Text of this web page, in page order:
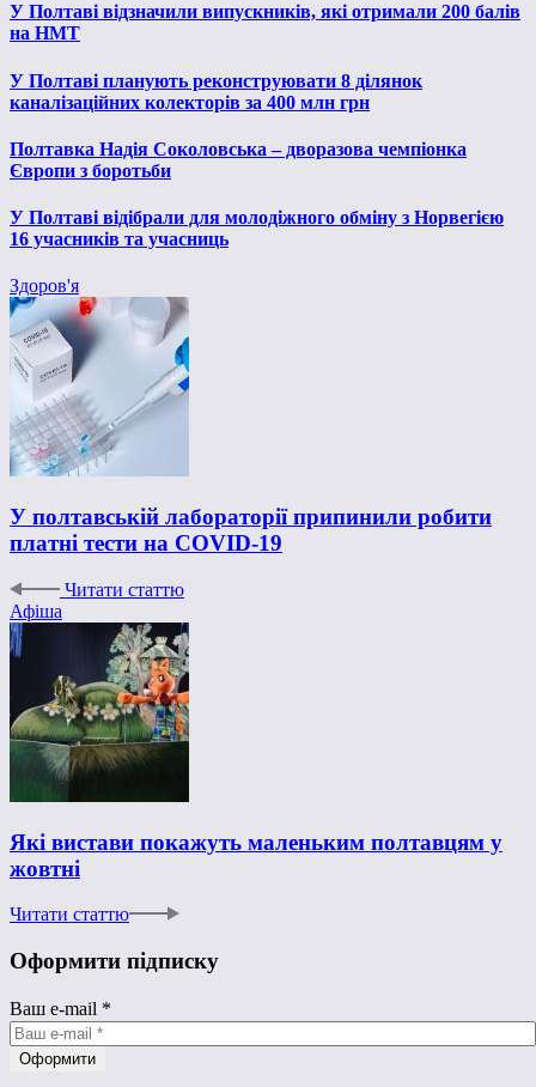
У Полтаві відзначили випускників, які отримали 200 балів
на НМТ
У Полтаві планують реконструювати 8 ділянок
каналізаційних колекторів за 400 млн грн
Полтавка Надія Соколовська – дворазова чемпіонка
Європи з боротьби
У Полтаві відібрали для молодіжного обміну з Норвегією
16 учасників та учасниць
Здоров'я
У полтавській лабораторії припинили робити
платні тести на COVID-19
Читати статтю
Афіша
Які вистави покажуть маленьким полтавцям у
жовтні
Читати статтю
Оформити підписку
Ваш e-mail *